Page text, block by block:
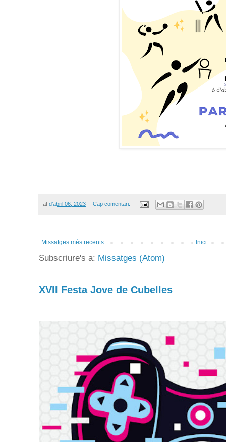
at d’abril 06, 2023 Cap comentari:
Missatges més recents Inici
Subscriure's a: Missatges (Atom)
XVII Festa Jove de Cubelles